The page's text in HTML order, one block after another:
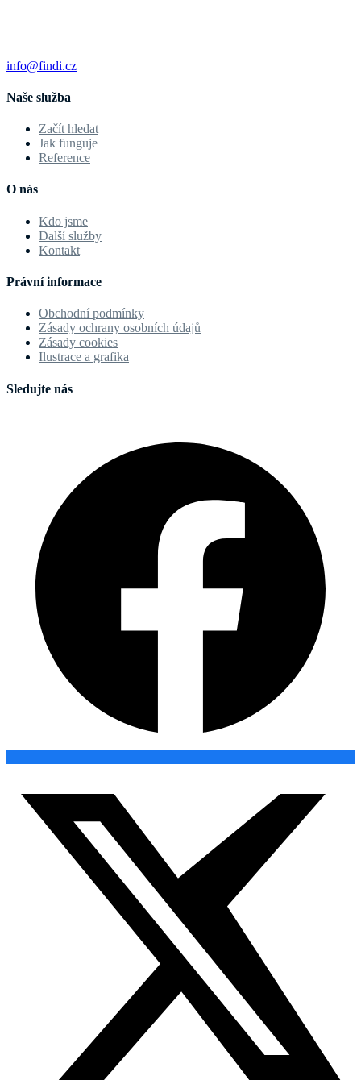
info@findi.cz
Naše služba
Začít hledat
Jak funguje
Reference
O nás
Kdo jsme
Další služby
Kontakt
Právní informace
Obchodní podmínky
Zásady ochrany osobních údajů
Zásady cookies
Ilustrace a grafika
Sledujte nás